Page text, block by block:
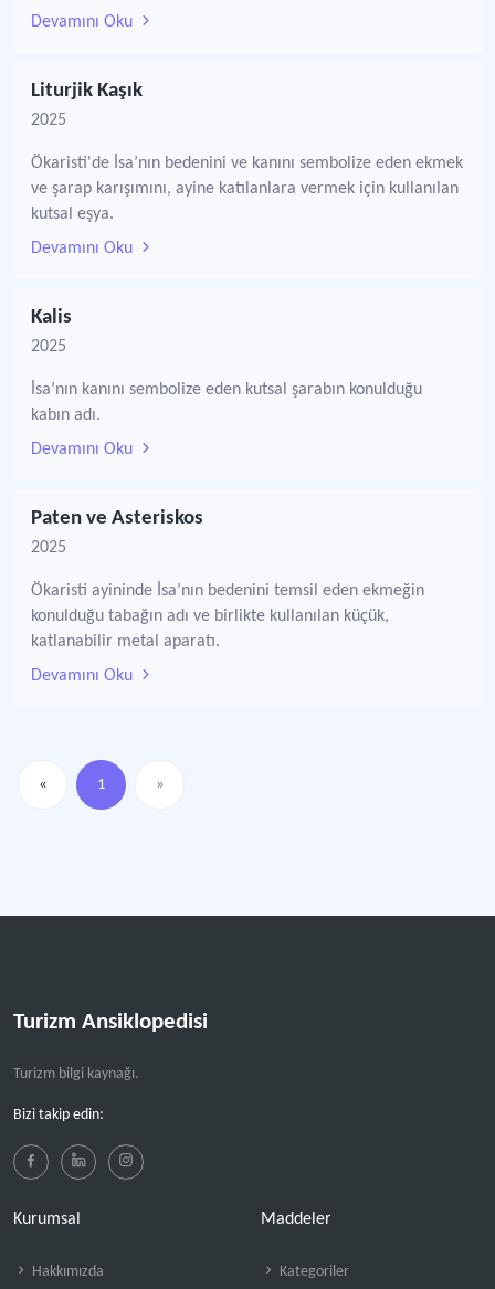
Devamını Oku
Liturjik Kaşık
2025
Ökaristi'de İsa’nın bedenini ve kanını sembolize eden ekmek
ve şarap karışımını, ayine katılanlara vermek için kullanılan
kutsal eşya.
Devamını Oku
Kalis
2025
İsa’nın kanını sembolize eden kutsal şarabın konulduğu
kabın adı.
Devamını Oku
Paten ve Asteriskos
2025
Ökaristi ayininde İsa’nın bedenini temsil eden ekmeğin
konulduğu tabağın adı ve birlikte kullanılan küçük,
katlanabilir metal aparatı.
Devamını Oku
« 1 »
Turizm Ansiklopedisi
Turizm bilgi kaynağı.
Bizi takip edin:
Kurumsal
Hakkımızda
Maddeler
Kategoriler